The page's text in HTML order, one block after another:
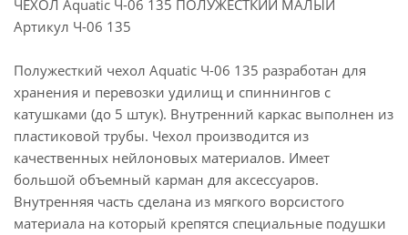
ЧЕХОЛ Aquatic Ч-06 135 ПОЛУЖЁСТКИЙ МАЛЫЙ
Артикул Ч-06 135
Полужесткий чехол Aquatic Ч-06 135 разработан для
хранения и перевозки удилищ и спиннингов с
катушками (до 5 штук). Внутренний каркас выполнен из
пластиковой трубы. Чехол производится из
качественных нейлоновых материалов. Имеет
большой объемный карман для аксессуаров.
Внутренняя часть сделана из мягкого ворсистого
материала на который крепятся специальные подушки